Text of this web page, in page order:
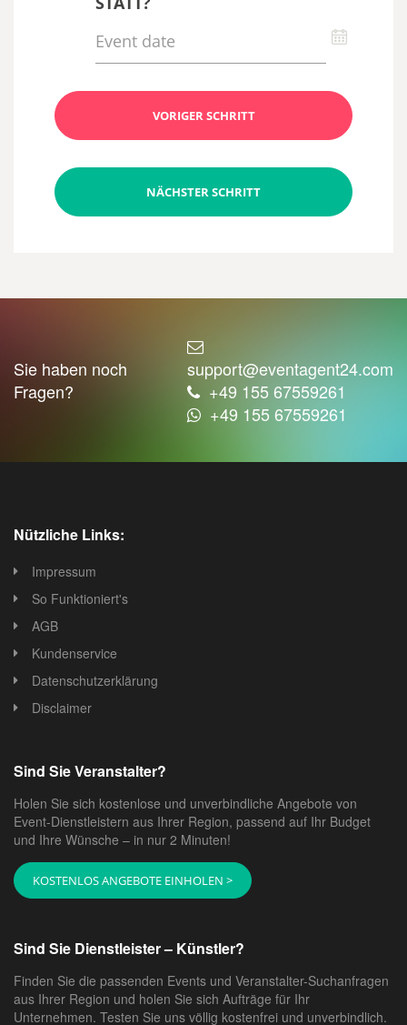
VORIGER SCHRITT
NÄCHSTER SCHRITT
Sie haben noch
Fragen?
support@eventagent24.com
+49 155 67559261
+49 155 67559261
Nützliche Links:
Impressum
So Funktioniert's
AGB
Kundenservice
Datenschutzerklärung
Disclaimer
Sind Sie Veranstalter?
Holen Sie sich kostenlose und unverbindliche Angebote von
Event-Dienstleistern aus Ihrer Region, passend auf Ihr Budget
und Ihre Wünsche – in nur 2 Minuten!
KOSTENLOS ANGEBOTE EINHOLEN >
Sind Sie Dienstleister – Künstler?
Finden Sie die passenden Events und Veranstalter-Suchanfragen
aus Ihrer Region und holen Sie sich Aufträge für Ihr
Unternehmen. Testen Sie uns völlig kostenfrei und unverbindlich.